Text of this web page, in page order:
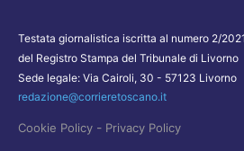
Testata giornalistica iscritta al numero 2/2021
del Registro Stampa del Tribunale di Livorno
Sede legale: Via Cairoli, 30 - 57123 Livorno
redazione@corrieretoscano.it
Cookie Policy - Privacy Policy